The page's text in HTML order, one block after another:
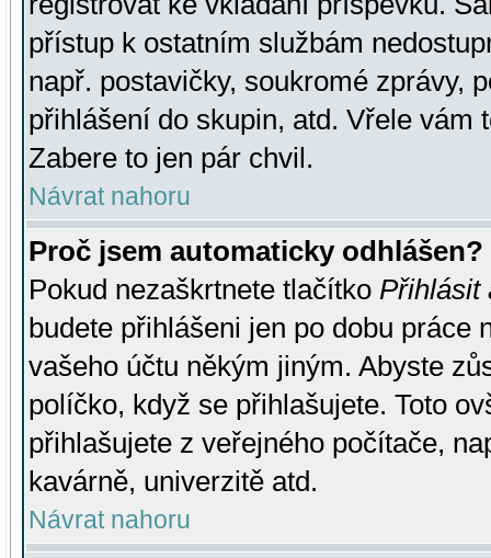
přístup k ostatním službám
např. postavičky, soukromé zprávy,
přihlášení do skupin, atd. Vřele vám
Zabere to jen pár chvil.
Návrat nahoru
Proč jsem automaticky odhlášen?
Pokud nezaškrtnete tlačítko Přihlásit
budete přihlášeni jen po dobu práce
vašeho účtu někým jiným. Abyste
políčko, když se přihlašujete. Toto
přihlašujete z veřejného počítače,
kavárně, univerzitě atd.
Návrat nahoru